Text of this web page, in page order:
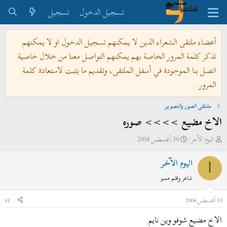
تسجيل الدخول
تسجيل
أعضاء ملتقى الشعراء الذين لا يمكنهم تسجيل الدخول او لا يمكنهم
تذكر كلمة المرور الخاصة بهم يمكنهم التواصل معنا من خلال خاصية
اتصل بنا الموجودة في أسفل الملتقى، وتقديم ما يثبت لاستعادة كلمة
المرور.
ملتقى الصور والتصوير
الاخ مضيع >>>> صوره
ب
ئ
ل
م
و
اليوم الآخر
ت
خ
ل
ب
30 أغسطس 2004
اليوم الآخر
شاعر وقلم مميز
30 أغسطس 2004
#1
الاخ مضيع شوفو وين نايم